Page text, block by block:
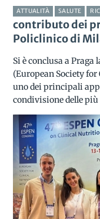
ATTUALITÀ SALUTE
contributo dei
Policlinico di
Si è conclusa a Praga
(European Society
uno dei principali
condivisione delle più